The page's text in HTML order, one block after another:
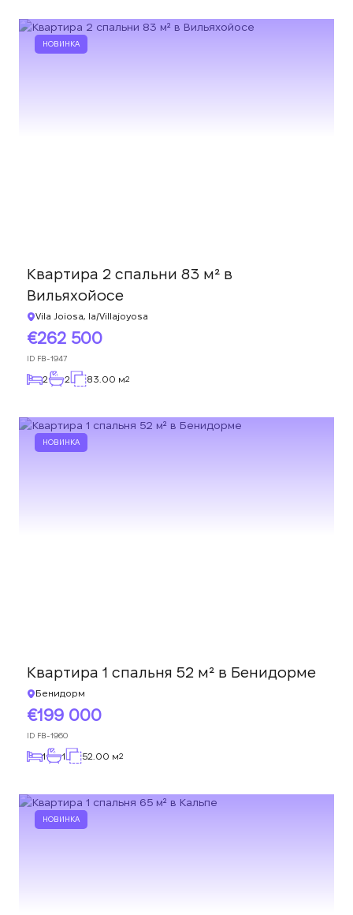
НОВИНКА
Квартира 2 спальни 83 м² в
Вильяхойосе
Vila Joiosa, la/Villajoyosa
262 500
ID FB-1947
2 2 83.00 м2
НОВИНКА
Квартира 1 спальня 52 м² в Бенидорме
Бенидорм
199 000
ID FB-1960
1 1 52.00 м2
НОВИНКА